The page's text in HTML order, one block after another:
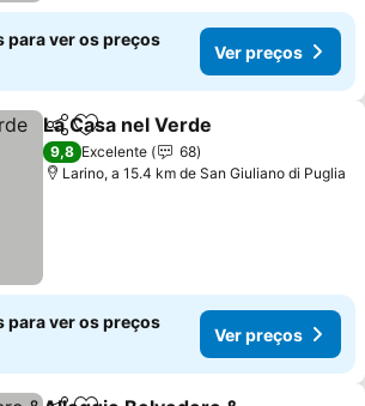
para ver os preços
Ver preços
PartilharAdicionar aos favoritos
La Casa nel Verde
9,8 Excelente
68
Larino, a 15.4 km de San Giuliano di Puglia
para ver os preços
Ver preços